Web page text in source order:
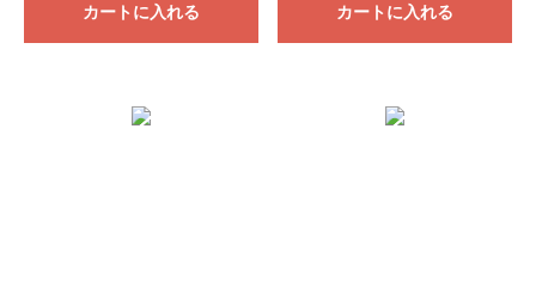
カートに入れる カートに入れる